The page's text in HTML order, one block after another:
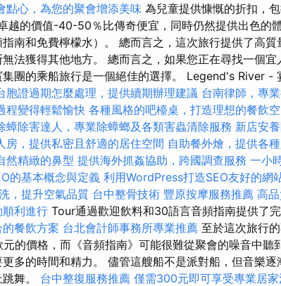
點心，為您的聚會增添美味 為兒童提供慷慨的折扣，
越的價值-40-50％比傳奇便宜，同時仍然提供出色的
南和免費檸檬水）。 總而言之，這次旅行提供了高質
法獲得其他地方。 總而言之，如果您正在尋找一個
團的乘船旅行是一個絕佳的選擇。 Legend's River -
胞證過期怎麼處理，提供續期辦理建議 台南律師，專
程變得輕鬆愉快 各種風格的吧檯桌，打造理想的餐飲
蟑除害達人，專業除蟑螂及各類害蟲清除服務 新店安
房，提供私密且舒適的居住空間 自助餐外燴，提供各
然精緻的鼻型 提供海外抓姦協助，跨國調查服務 一小
的基本概念與定義 利用WordPress打造SEO友好的網
，提升空氣品質 台中整骨技術 豐原按摩服務推薦 高
利進行 Tour通過歡迎飲料和30語言音頻指南提供了
餐飲方案 台北會計師事務所專業推薦 至於這次旅行
的價格，而《音頻指南》可能很難從聚會的噪音中聽
多的時間和精力。 儘管這艘船不是派對船，但音樂逐
舞。 台中整復服務推薦 僅需300元即可享受專業居